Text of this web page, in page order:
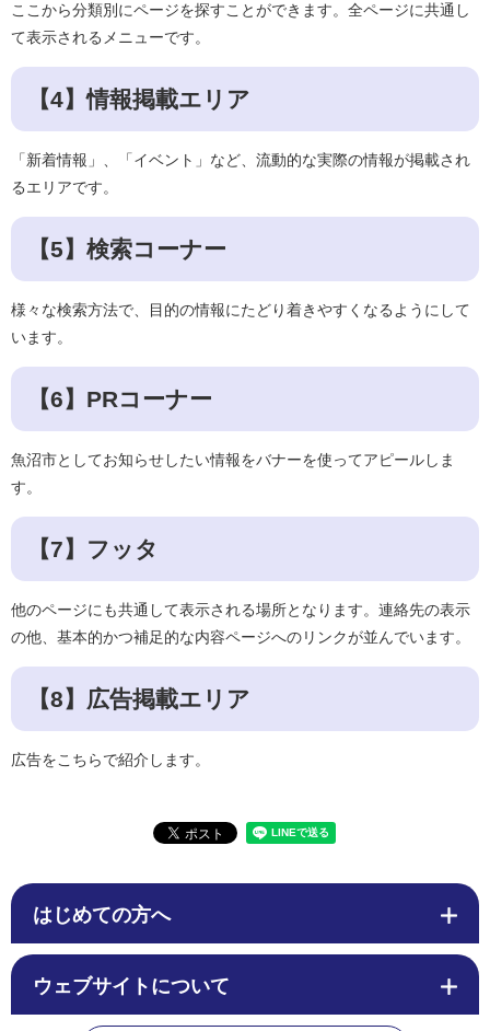
ここから分類別にページを探すことができます。全ページに共通し
て表示されるメニューです。
【4】情報掲載エリア
「新着情報」、「イベント」など、流動的な実際の情報が掲載され
るエリアです。
【5】検索コーナー
様々な検索方法で、目的の情報にたどり着きやすくなるようにして
います。
【6】PRコーナー
魚沼市としてお知らせしたい情報をバナーを使ってアピールしま
す。
【7】フッタ
他のページにも共通して表示される場所となります。連絡先の表示
の他、基本的かつ補足的な内容ページへのリンクが並んでいます。
【8】広告掲載エリア
広告をこちらで紹介します。
はじめての方へ
ウェブサイトについて